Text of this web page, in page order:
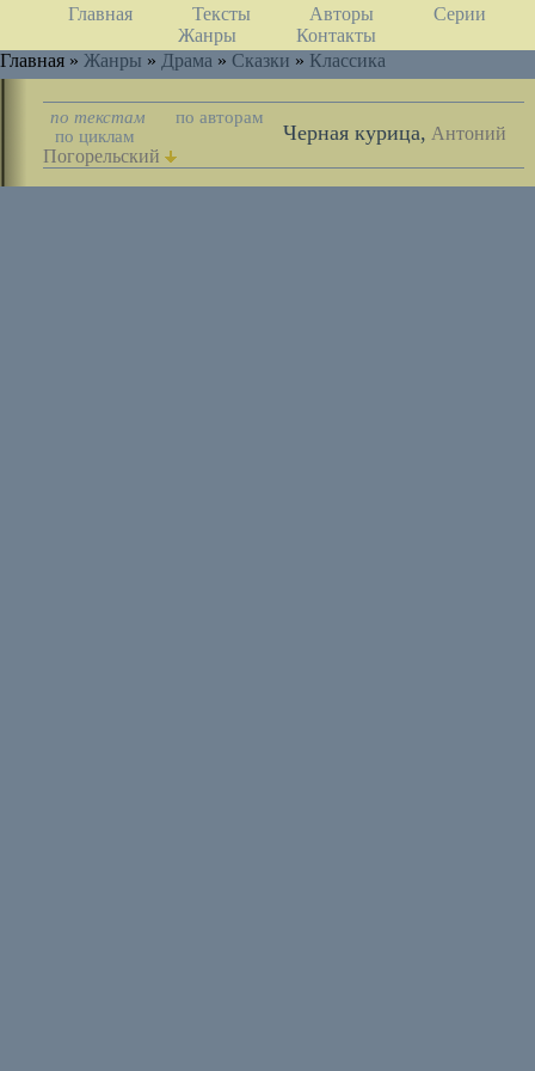
Главная Тексты Авторы
Серии
Жанры
Контакты
Главная » Жанры » Драма » Сказки » Классика
по текстам
по авторам
по циклам
Черная курица, Антоний
Погорельский